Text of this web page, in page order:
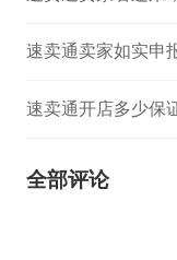
速卖通卖家如实申
速卖通开店多少保
全部评论